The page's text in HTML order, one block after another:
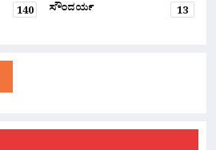
140 ಸೌಂದರ್ಯ 13